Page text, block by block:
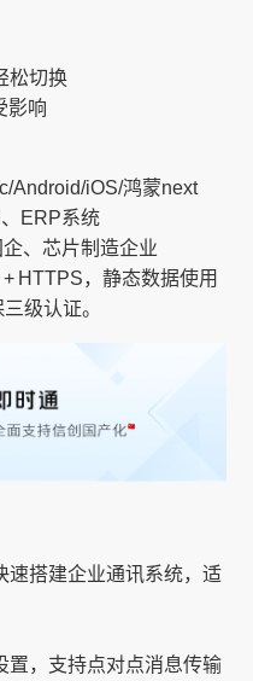
松切换
影响
Android/iOS/鸿蒙next
ERP系统
、芯片制造企业
HTTPS，静态数据使用
级认证。
速搭建企业通讯系统，适
置，支持点对点消息传输